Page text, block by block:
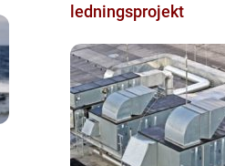
ledningsprojekt